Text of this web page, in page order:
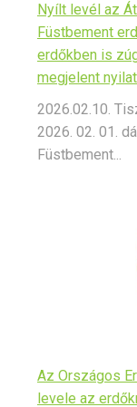
Nyílt levél az
Füstbement
erdőkben is
megjelent
2026.02.10.
2026. 02. 01.
Füstbement...
Az Országos
levele az